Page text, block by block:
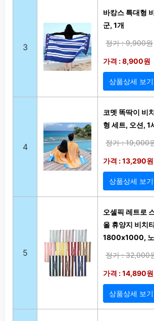
3
바캉스 특대형
군, 1개
정가 : 9,900원
가격 : 8,900원
상품상세 보기
4
코멧 똑딱이 비
형 세트, 오션, 1
정가 : 19,000
가격 : 13,290원
상품상세 보기
5
오셀픽 레트로
올 휴양지 비치
1800x1000, 노
정가 : 32,000
가격 : 14,890원
상품상세 보기